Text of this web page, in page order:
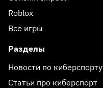
Roblox
Все игры
Разделы
Новости по киберспорту
Статьи про киберспорт